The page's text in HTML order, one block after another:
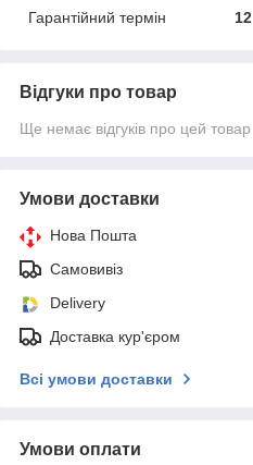
Гарантійний термін 12
Відгуки про товар
Ще немає відгуків про цей товар
Умови доставки
Нова Пошта
Самовивіз
Delivery
Доставка кур'єром
Всі умови доставки
Умови оплати